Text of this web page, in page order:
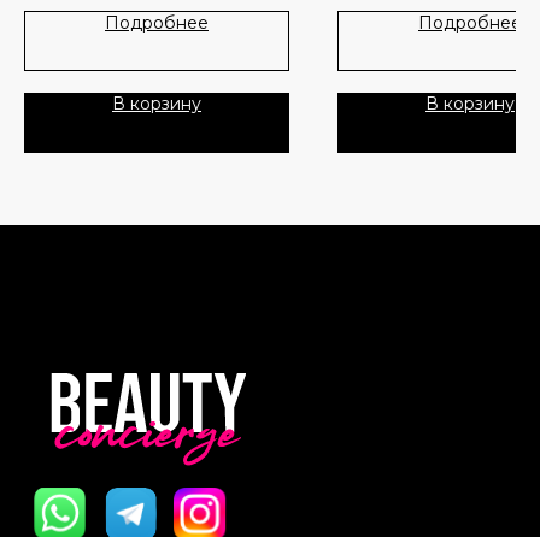
Подробнее
В корзину
Подробнее
В корзину
О нас
Лидеры продаж